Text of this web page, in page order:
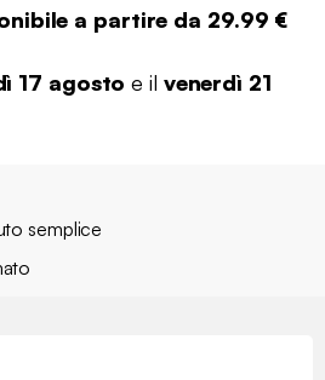
a partire da 29.99 €
17 agosto e il venerdì 21
semplice